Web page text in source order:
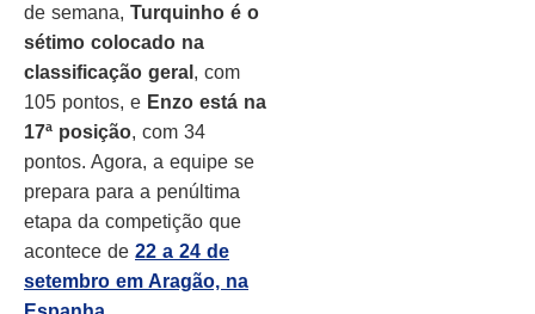
de semana, Turquinho é o
sétimo colocado na
classificação geral , com
105 pontos, e Enzo está na
17ª posição, com 34
pontos. Agora, a equipe se
prepara para a penúltima
etapa da competição que
acontece de 22 a 24 de
setembro em Aragão, na